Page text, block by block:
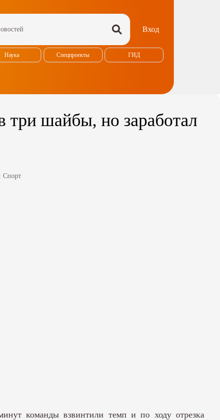
Вход
Наука Спецпроекты ГИД
шайбы, но заработал
Спорт
команды взвинтили темп и по ходу отрезка